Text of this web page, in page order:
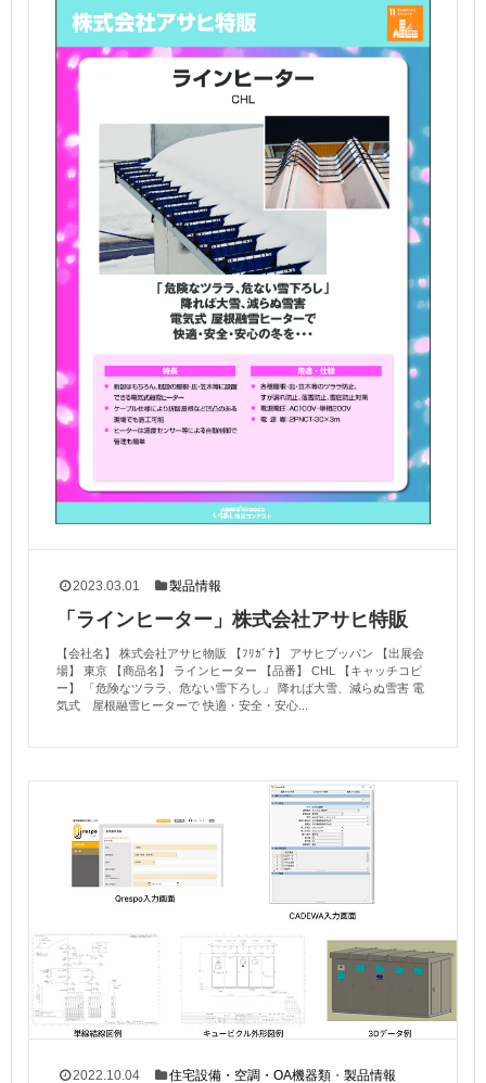
2023.03.01 製品情報
「ラインヒーター」株式会社アサヒ特販
【会社名】 株式会社アサヒ物販 【ﾌﾘｶﾞﾅ】 アサヒブッパン 【出展会
場】 東京 【商品名】 ラインヒーター 【品番】 CHL 【キャッチコピ
ー】 「危険なツララ、危ない雪下ろし」 降れば大雪、減らぬ雪害 電
気式 屋根融雪ヒーターで 快適・安全・安心...
2022.10.04 住宅設備・空調・OA機器類 ・製品情報